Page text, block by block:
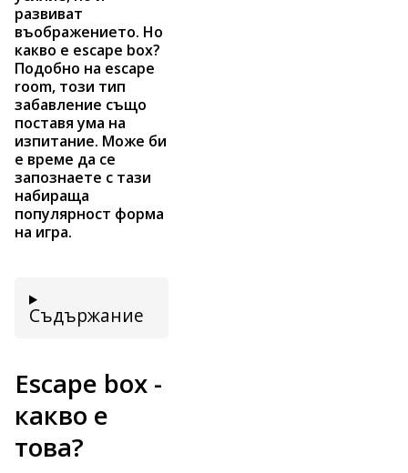
развиват
въображението. Но
какво е escape box?
Подобно на escape
room, този тип
забавление също
поставя ума на
изпитание. Може би
е време да се
запознаете с тази
набираща
популярност форма
на игра.
Съдържание
Escape box -
какво е
това?